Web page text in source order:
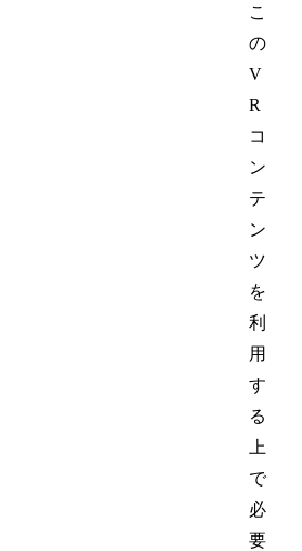
こ
の
V
R
コ
ン
テ
ン
ツ
を
利
用
す
る
上
で
必
要